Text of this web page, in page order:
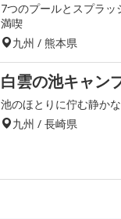
7つのプールとスプラッ
満喫
九州 / 熊本県
白雲の池キャン
池のほとりに佇む静か
九州 / 長崎県